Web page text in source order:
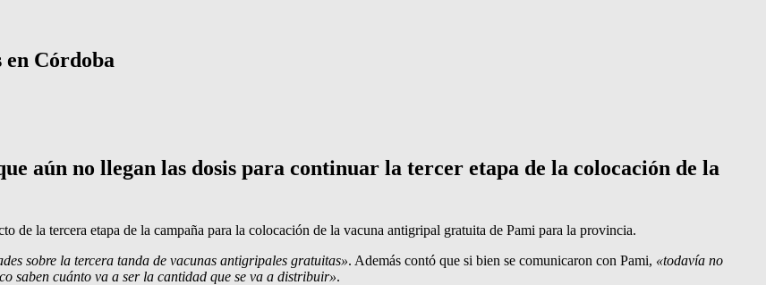
Córdoba
aún no llegan las dosis para continuar la tercer etapa de la colocación de la
de la tercera etapa de la campaña para la colocación de la vacuna antigripal gratuita de Pami para la provincia.
sobre la tercera tanda de vacunas antigripales gratuitas». Además contó que si bien se comunicaron con Pami, «todavía no
saben cuánto va a ser la cantidad que se va a distribuir».